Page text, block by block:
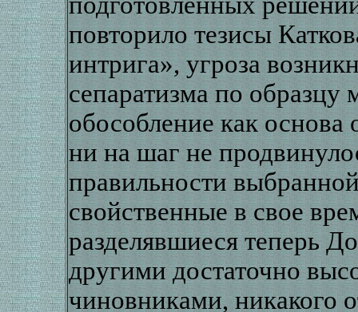
повторило тезисы
интрига», угроза
сепаратизма по образцу
обособление как основа
ни на шаг не
правильности
свойственные в свое
разделявшиеся теперь
другими достаточно
чиновниками, никакого